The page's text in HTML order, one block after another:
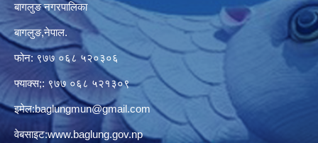
बागलुङ नगरपालिका
बागलुङ,नेपाल.
फोन: ९७७ ०६८ ५२०३०६
फ्याक्स;: ९७७ ०६८ ५२१३०९
इमेल:baglungmun@gmail.com
वेबसाइट:www.baglung.gov.np